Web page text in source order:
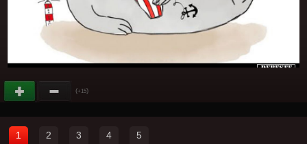
(+15)
1 2 3 4 5